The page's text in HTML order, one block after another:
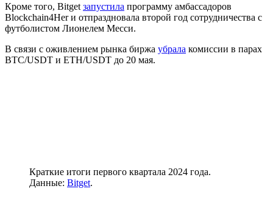
Кроме того, Bitget запустила программу амбассадоров
Blockchain4Her и отпраздновала второй год сотрудничества с
футболистом Лионелем Месси.
В связи с оживлением рынка биржа убрала комиссии в парах
BTC/USDT и ETH/USDT до 20 мая.
Краткие итоги первого квартала 2024 года.
Данные: Bitget.